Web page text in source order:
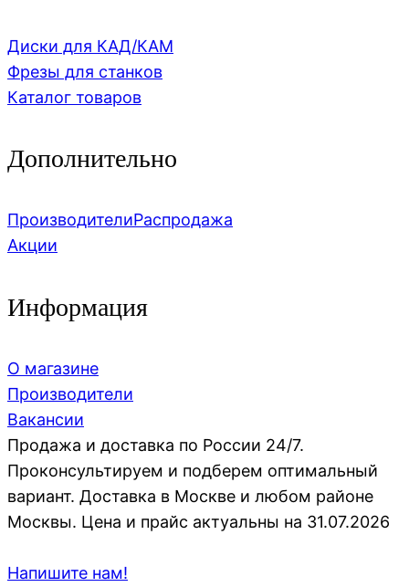
Диски для КАД/КАМ
Фрезы для станков
Каталог товаров
Дополнительно
ПроизводителиРаспродажа
Акции
Информация
О магазине
Производители
Вакансии
Продажа и доставка по России 24/7.
Проконсультируем и подберем оптимальный
вариант. Доставка в Москве и любом районе
Москвы. Цена и прайс актуальны на 31.07.2026
Напишите нам!